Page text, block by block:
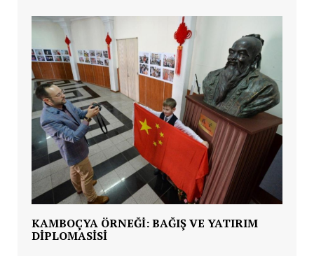
KAMBOÇYA ÖRNEĞİ: BAĞIŞ VE YATIRIM
DİPLOMASİSİ